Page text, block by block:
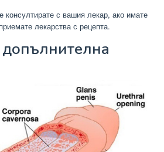
консултирате с вашия лекар, ако имате
лекарства с рецепта.